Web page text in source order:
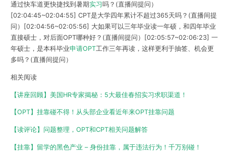
通过快车道更快捷找到暑期实习吗？(直播间提问）
[02:04:45~02:04:55] CPT是大学四年累计不超过365天吗？(直播间提
问）[02:04:56~02:05:56] 大如果可以三年毕业读一年硕，和四年毕业
直接硕士，对后面OPT哪种好？(直播间提问）[02:05:57~02:06:23] 一
年硕士，是本科毕业申请OPT工作三年再读，这样更利于抽签、机会更
多吗？(直播间提问）
相关阅读
【讲座回顾】美国HR专家揭秘：5大最佳春招实习求职渠道！
【OPT】挂靠碰不得！从头部企业看近年来OPT挂靠问题
【读评论】问题整理，OPT和CPT相关问题解答
【挂靠】留学的黑色产业 – 身份挂靠，属于违法行为！千万别碰！